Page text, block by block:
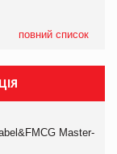
повний список
Master-